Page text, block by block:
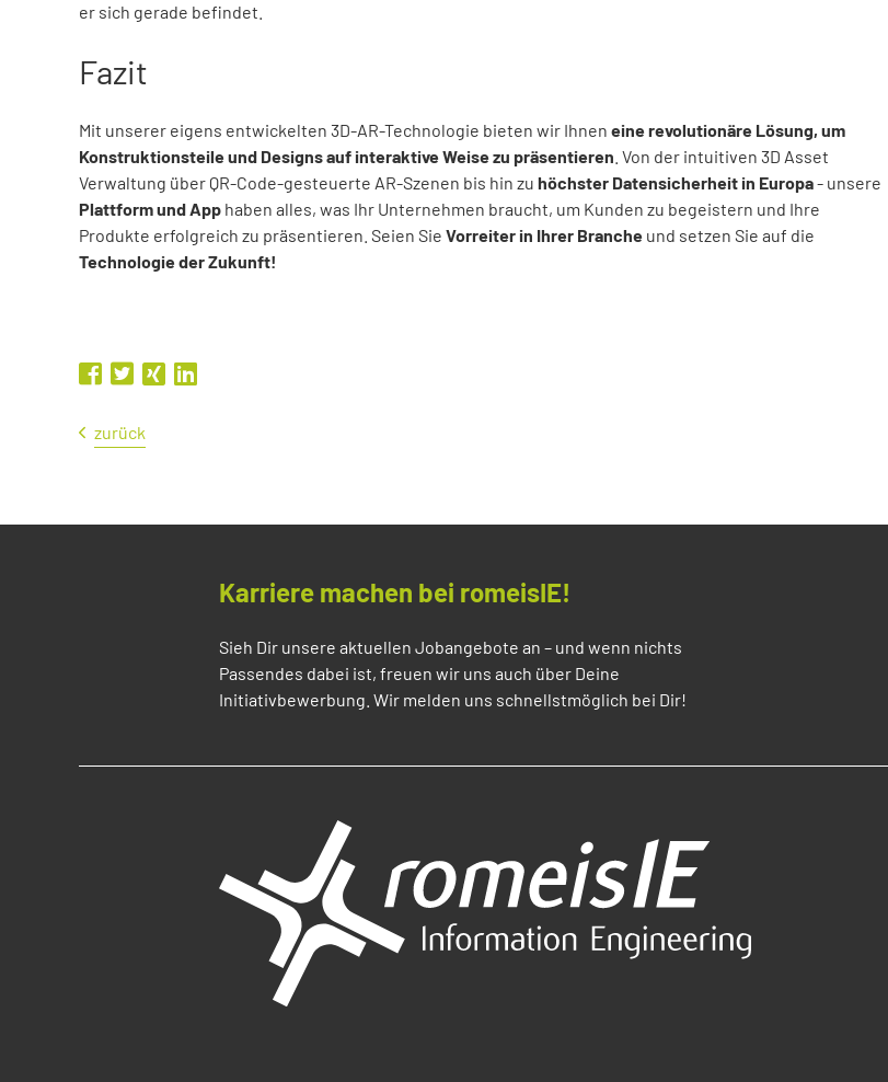
er sich gerade befindet.
Fazit
Mit unserer eigens entwickelten 3D-AR-Technologie bieten wir Ihnen eine revolutionäre Lösung, um
Konstruktionsteile und Designs auf interaktive Weise zu präsentieren . Von der intuitiven 3D Asset
Verwaltung über QR-Code-gesteuerte AR-Szenen bis hin zu höchster Datensicherheit in Europa- unsere
Plattform und App haben alles, was Ihr Unternehmen braucht, um Kunden zu begeistern und Ihre
Produkte erfolgreich zu präsentieren. Seien Sie Vorreiter in Ihrer Branche und setzen Sie auf die
Technologie der Zukunft!
zurück
Karriere machen bei romeisIE!
Sieh Dir unsere aktuellen Jobangebote an – und wenn nichts
Passendes dabei ist, freuen wir uns auch über Deine
Initiativbewerbung. Wir melden uns schnellstmöglich bei Dir!